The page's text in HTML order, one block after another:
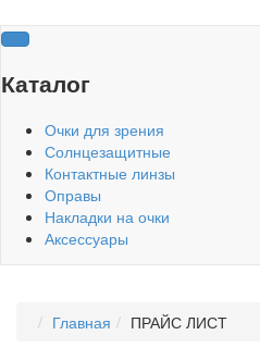
Каталог
Очки для зрения
Солнцезащитные
Контактные линзы
Оправы
Накладки на очки
Аксессуары
Главная ПРАЙС ЛИСТ